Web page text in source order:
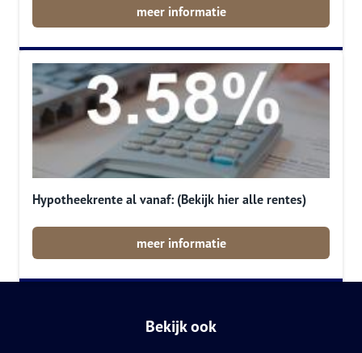
meer informatie
Hypotheekrente al vanaf: (Bekijk hier alle rentes)
meer informatie
Bekijk ook